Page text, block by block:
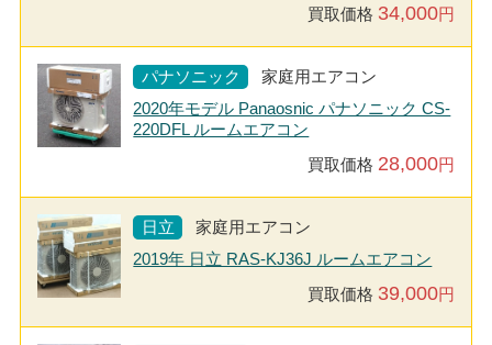
買取価格 34,000円
パナソニック
家庭用エアコン
2020年モデル Panaosnic パナソニック CS-
220DFL ルームエアコン
買取価格 28,000円
日立
家庭用エアコン
2019年 日立 RAS-KJ36J ルームエアコン
買取価格 39,000円